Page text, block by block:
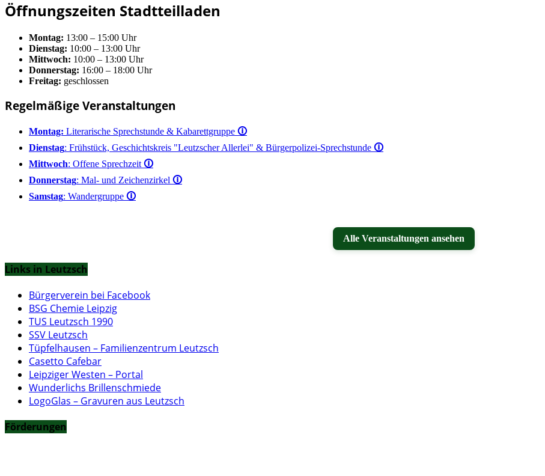
Öffnungszeiten Stadtteilladen
Montag: 13:00 – 15:00 Uhr
Dienstag: 10:00 – 13:00 Uhr
Mittwoch: 10:00 – 13:00 Uhr
Donnerstag: 16:00 – 18:00 Uhr
Freitag: geschlossen
Regelmäßige Veranstaltungen
Montag: Literarische Sprechstunde & Kabarettgruppe 🛈
Dienstag: Frühstück, Geschichtskreis "Leutzscher Allerlei" & Bürgerpolizei-Sprechstunde 🛈
Mittwoch: Offene Sprechzeit 🛈
Donnerstag: Mal- und Zeichenzirkel 🛈
Samstag: Wandergruppe 🛈
Alle Veranstaltungen ansehen
Links in Leutzsch
Bürgerverein bei Facebook
BSG Chemie Leipzig
TUS Leutzsch 1990
SSV Leutzsch
Tüpfelhausen – Familienzentrum Leutzsch
Casetto Cafebar
Leipziger Westen – Portal
Wunderlichs Brillenschmiede
LogoGlas – Gravuren aus Leutzsch
Förderungen